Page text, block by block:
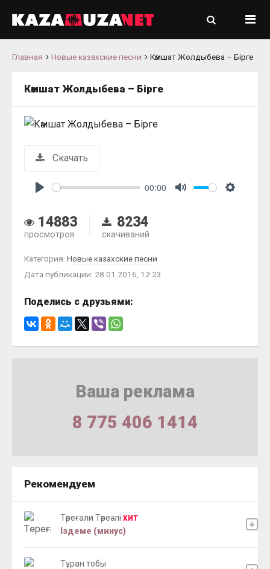
Главная Новые казахские песни Кәмшат Жолдыбева – Бірге
Кәмшат Жолдыбева – Бірге
Скачать
00:00
14883
просмотров
8234
скачиваний
Категория: Новые казахские песни
Дата публикации: 28.01.2016, 12:23
Поделись с друзьями:
Ваша реклама
8 775 406 1414
Рекомендуем
Төреғали Төреәлі ХИТ
Іздеме (минус)
Тұран тобы